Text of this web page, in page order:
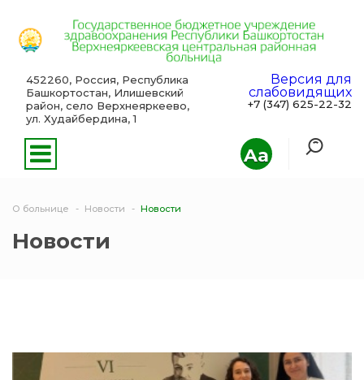
Aa
452260, Россия, Республика
Башкортостан, Илишевский
район, село Верхнеяркеево,
ул. Худайбердина, 1
Версия для
слабовидящих
+7 (347) 625-22-32
О больнице Новости Новости
Новости